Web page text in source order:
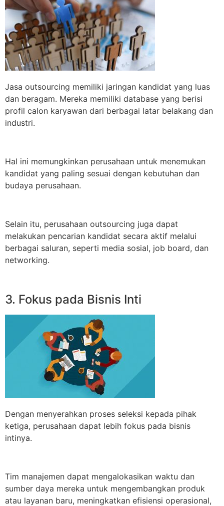
Jasa outsourcing memiliki jaringan kandidat yang luas
dan beragam. Mereka memiliki database yang berisi
profil calon karyawan dari berbagai latar belakang dan
industri.
Hal ini memungkinkan perusahaan untuk menemukan
kandidat yang paling sesuai dengan kebutuhan dan
budaya perusahaan.
Selain itu, perusahaan outsourcing juga dapat
melakukan pencarian kandidat secara aktif melalui
berbagai saluran, seperti media sosial, job board, dan
networking.
3. Fokus pada Bisnis Inti
Dengan menyerahkan proses seleksi kepada pihak
ketiga, perusahaan dapat lebih fokus pada bisnis
intinya.
Tim manajemen dapat mengalokasikan waktu dan
sumber daya mereka untuk mengembangkan produk
atau layanan baru, meningkatkan efisiensi operasional,